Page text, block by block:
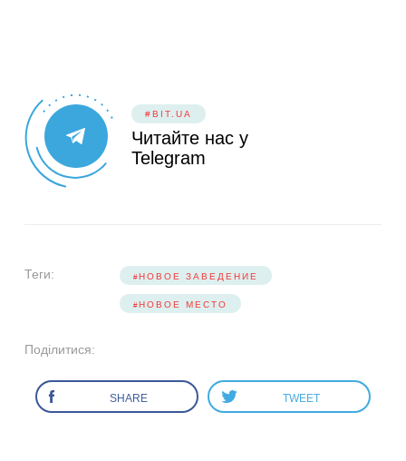
#BIT.UA
Читайте нас у
Telegram
Теги: НОВОЕ ЗАВЕДЕНИЕ
НОВОЕ МЕСТО
Поділитися:
SHARE TWEET